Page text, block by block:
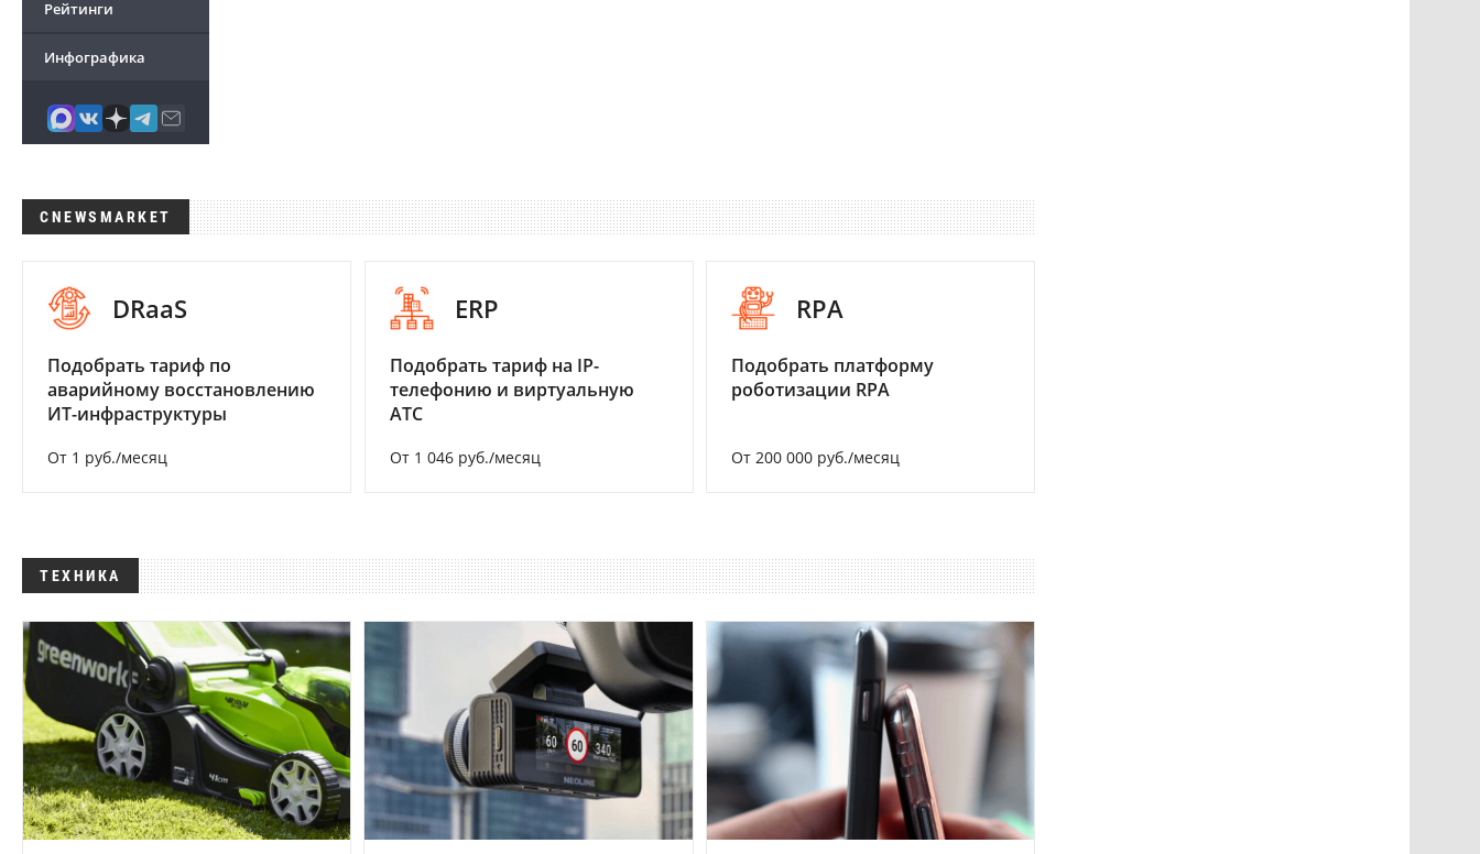
Рейтинги
Инфографика
CNEWSMARKET
DRaaS
Подобрать тариф по
аварийному восстановлению
ИТ-инфраструктуры
От 1 руб./месяц
ERP
Подобрать тариф на IP-
телефонию и виртуальную
АТС
От 1 046 руб./месяц
RPA
Подобрать платформу
роботизации RPA
От 200 000 руб./месяц
ТЕХНИКА